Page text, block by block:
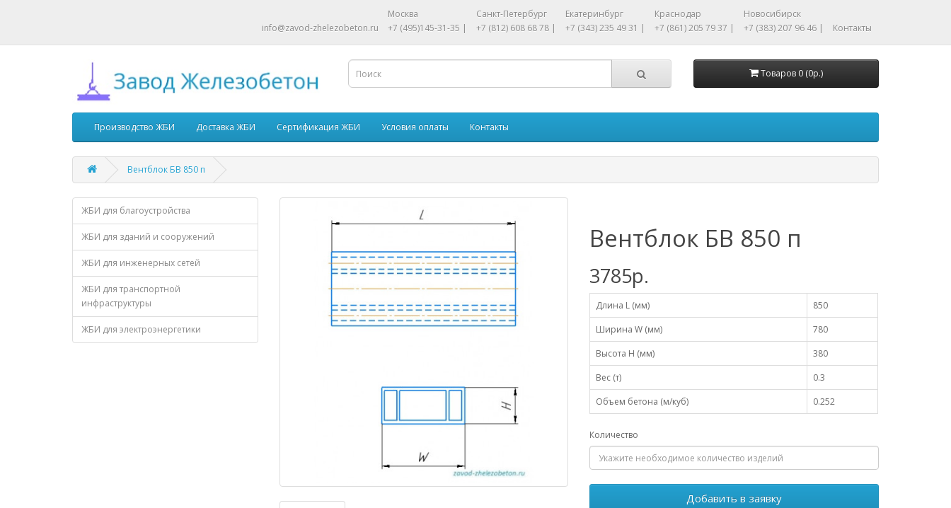
info@zavod-zhelezobeton.ru
Москва
+7 (495)145-31-35 |
Санкт-Петербург
+7 (812) 608 68 78 |
Екатеринбург
+7 (343) 235 49 31 |
Краснодар
+7 (861) 205 79 37 |
Новосибирск
+7 (383) 207 96 46 |
Контакты
Товаров 0 (0р.)
Производство ЖБИ Доставка ЖБИ Сертификация ЖБИ Условия оплаты Контакты
Вентблок БВ 850 п
ЖБИ для благоустройства
ЖБИ для зданий и сооружений
ЖБИ для инженерных сетей
ЖБИ для транспортной
инфраструктуры
ЖБИ для электроэнергетики
Вентблок БВ 850 п
3785р.
Длина L (мм)
850
Ширина W (мм)
780
Высота H (мм)
380
Вес (т)
0.3
Объем бетона (м/куб)
0.252
Количество
Добавить в заявку